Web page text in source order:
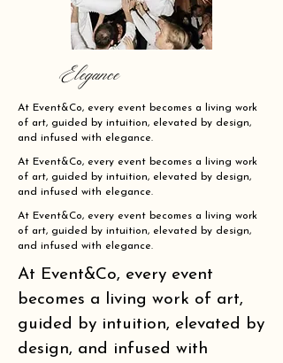
Elegance
At Event&Co, every event becomes a living work
of art, guided by intuition, elevated by design,
and infused with elegance.
At Event&Co, every event becomes a living work
of art, guided by intuition, elevated by design,
and infused with elegance.
At Event&Co, every event becomes a living work
of art, guided by intuition, elevated by design,
and infused with elegance.
At Event&Co, every event
becomes a living work of art,
guided by intuition, elevated by
design, and infused with